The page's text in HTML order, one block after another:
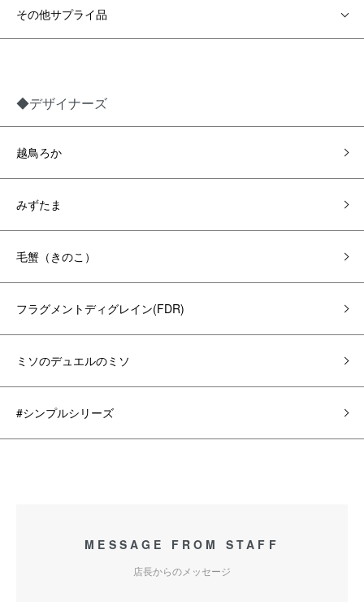
その他サプライ品
◆デザイナーズ
越鳥ろか
みずたま
毛蟹（きのこ）
フラグメントディグレイン(FDR)
ミソのデュエルのミソ
#シンプルシリーズ
MESSAGE FROM STAFF
店長からのメッセージ